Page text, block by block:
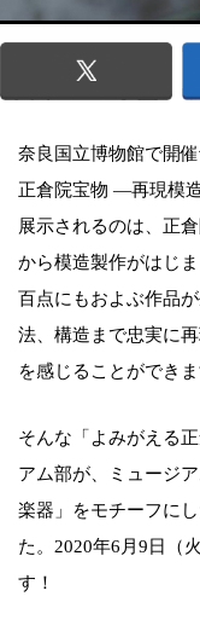
奈良国立博物館で開
正倉院宝物 ―再現模
展示されるのは、正
から模造製作がはじ
百点にもおよぶ作品
法、構造まで忠実に
を感じることができま
そんな「よみがえる
アム部が、ミュージ
楽器」をモチーフに
た。2020年6月9日（
す！